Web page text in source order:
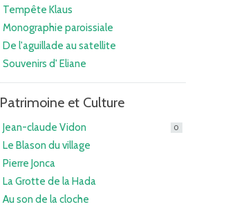
Tempête Klaus
Monographie paroissiale
De l'aguillade au satellite
Souvenirs d' Eliane
Patrimoine et Culture
Jean-claude Vidon 0
Le Blason du village
Pierre Jonca
La Grotte de la Hada
Au son de la cloche